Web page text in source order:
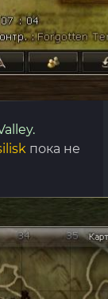
пока не